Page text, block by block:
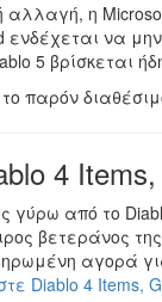
η
ενδέχεται να
5 βρίσκεται
παρόν
4 Items,
γύρω από το
βετεράνος
αγορά
Diablo 4 Items,